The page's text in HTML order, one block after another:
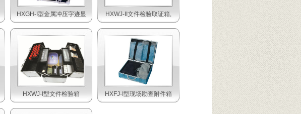
HXGH-I型金属冲压字迹显 HXWJ-II文件检验取证箱,
HXWJ-I型文件检验箱 HXFJ-I型现场勘查附件箱